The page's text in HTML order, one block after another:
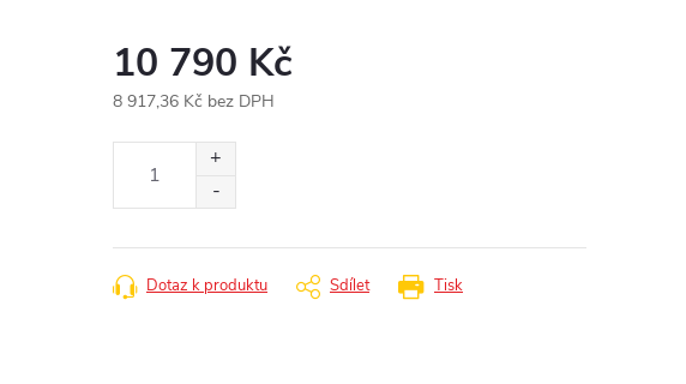
10 790 Kč
8 917,36 Kč bez DPH
Tisk
Dotaz k produktu Sdílet